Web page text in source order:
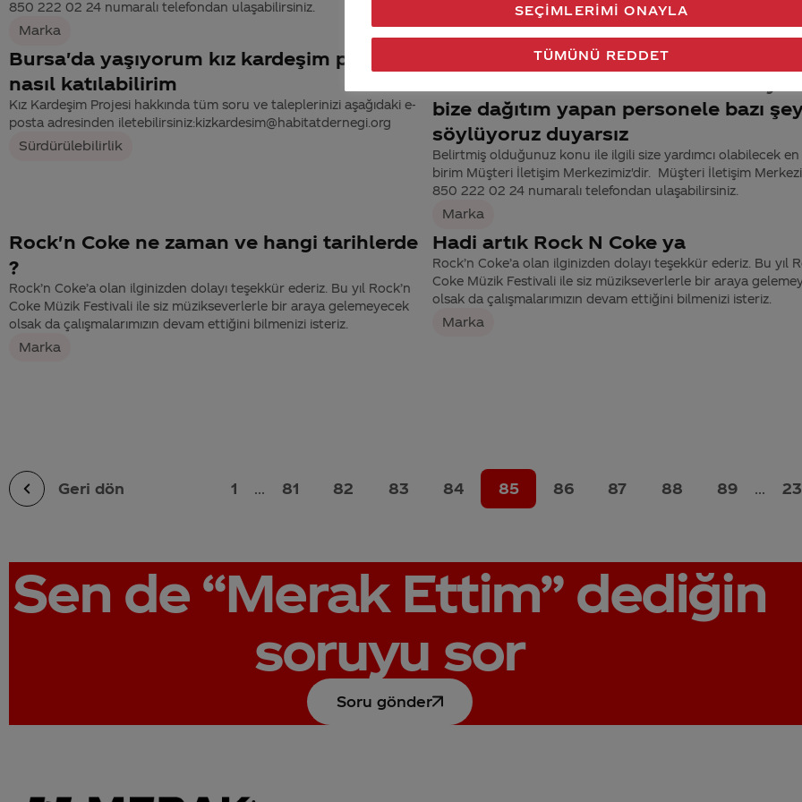
850 222 02 24 numaralı telefondan ulaşabilirsiniz.
Marka
Bursa'da yaşıyorum kız kardeşim projesine
nasıl katılabilirim
Kız Kardeşim Projesi hakkında tüm soru ve taleplerinizi aşağıdaki e-
posta adresinden iletebilirsiniz:kizkardesim@habitatdernegi.org
Sürdürülebilirlik
yan yana biri market diğieri kafe iki
bize dağıtım yapan personele bazı
söylüyoruz duyarsız
Belirtmiş olduğunuz konu ile ilgili size yardımcı olabilecek
birim Müşteri İletişim Merkezimiz'dir. Müşteri İletişim
850 222 02 24 numaralı telefondan ulaşabilirsiniz.
Marka
Rock'n Coke ne zaman ve hangi tarihlerde
?
Rock’n Coke’a olan ilginizden dolayı teşekkür ederiz. Bu yıl Rock’n
Coke Müzik Festivali ile siz müzikseverlerle bir araya gelemeyecek
olsak da çalışmalarımızın devam ettiğini bilmenizi isteriz.
Marka
Hadi artık Rock N Coke ya
Rock’n Coke’a olan ilginizden dolayı teşekkür ederiz. Bu yıl
Coke Müzik Festivali ile siz müzikseverlerle bir araya
olsak da çalışmalarımızın devam ettiğini bilmenizi isteriz.
Marka
Geri dön 1 ... 81 82 83 84 85 86 87 88 89 ...
Sen de “Merak Ettim”dediğin
soruyu sor
Soru gönder
TÜMÜNÜ REDDET
SEÇIMLERIMI ONAYLA